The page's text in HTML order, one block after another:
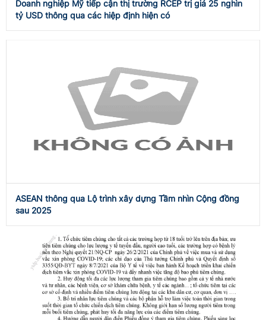
Doanh nghiệp Mỹ tiếp cận thị trường RCEP trị giá 25 nghìn
tỷ USD thông qua các hiệp định hiện có
ASEAN thông qua Lộ trình xây dựng Tầm nhìn Cộng đồng
sau 2025